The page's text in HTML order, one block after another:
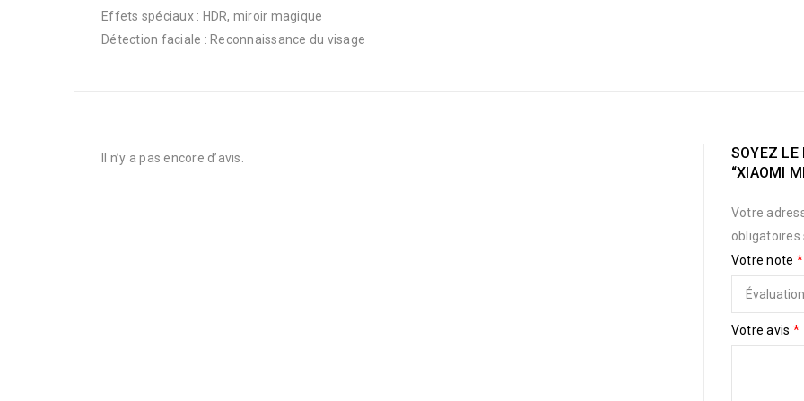
Effets spéciaux : HDR, miroir magique
Détection faciale : Reconnaissance du visage
Il n’y a pas encore d’avis.
SOYEZ LE
“XIAOMI
Votre
obligatoires
Votre note *
Votre avis *